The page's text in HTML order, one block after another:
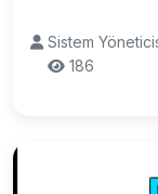
Sistem
186